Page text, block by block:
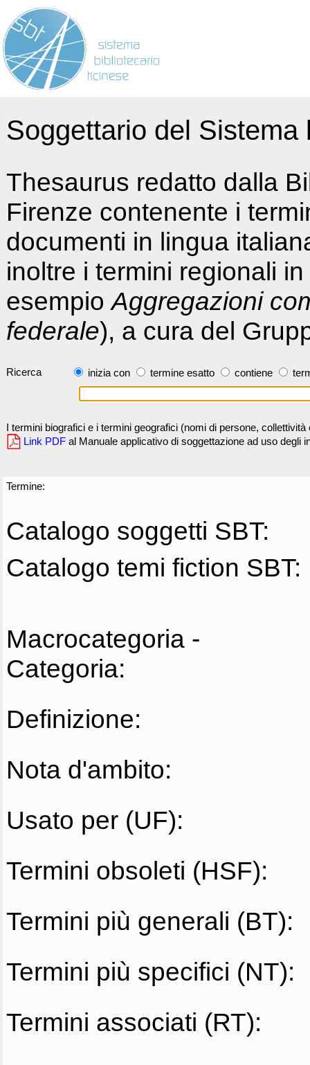
Soggettario del
Thesaurus redatto dalla
Firenze contenente i
documenti in lingua
inoltre i termini regionali
esempioAggregazioni
federale), a cura del
Ricerca inizia con termine esatto contiene
I termini biografici e i termini geografici (nomi di persone,
Link PDF al Manuale applicativo di soggettazione ad uso degli
Termine:
Catalogo soggetti SBT:
Catalogo temi fiction SBT:
Macrocategoria -
Categoria:
Definizione:
Nota d'ambito:
Usato per (UF):
Termini obsoleti (HSF):
Termini più generali (BT):
Termini più specifici (NT):
Termini associati (RT):